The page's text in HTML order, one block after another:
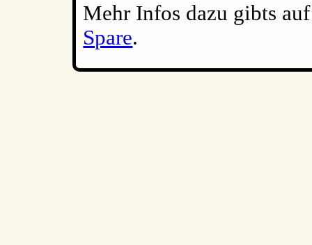
Mehr Infos dazu gibts
Spare.